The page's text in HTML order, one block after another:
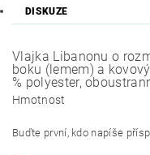
DISKUZE
Vlajka Libanonu o
boku (lemem) a
% polyester,
Hmotnost
Buďte první, kdo napíše